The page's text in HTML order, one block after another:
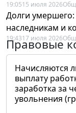
19:0515 июля 2026
Долги умершего:
наследникам и
19:4317 июля 2026
Правовые
Начисляются
выплату
заработка за
увольнения